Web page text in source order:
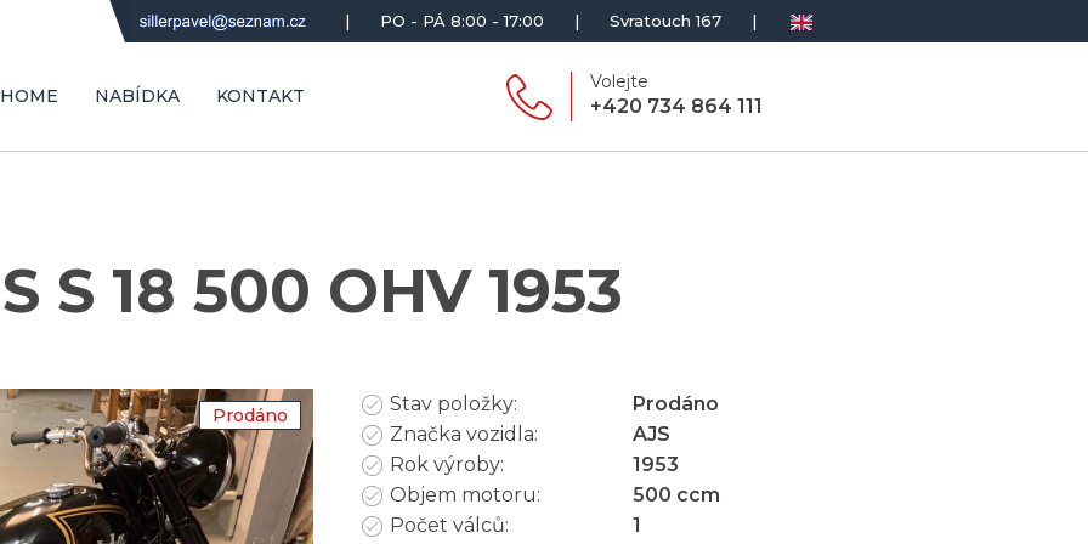
| PO - PÁ 8:00 - 17:00 | Svratouch 167 |
HOME NABÍDKA KONTAKT
Volejte
+420 734 864 111
S 18 500 OHV 1953
Prodáno Stav položky:
Prodáno
Značka vozidla:
AJS
Rok výroby:
1953
Objem motoru:
500 ccm
Počet válců:
1